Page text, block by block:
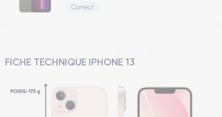
Correct
FICHE TECHNIQUE IPHONE 13